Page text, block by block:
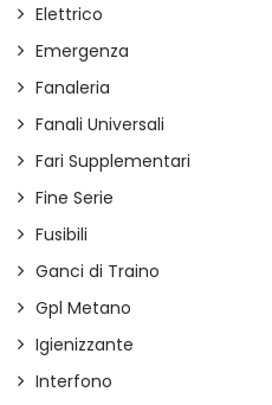
Elettrico
Emergenza
Fanaleria
Fanali Universali
Fari Supplementari
Fine Serie
Fusibili
Ganci di Traino
Gpl Metano
Igienizzante
Interfono